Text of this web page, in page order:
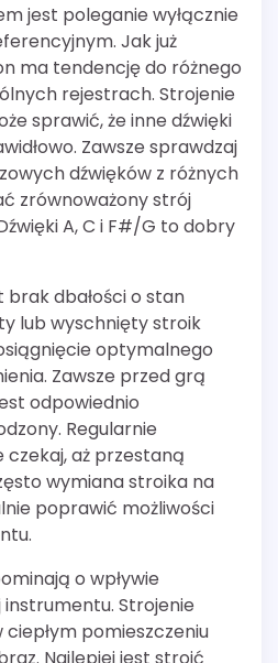
jest poleganie wyłącznie
Jak już
ma tendencję do różnego
rejestrach. Strojenie
sprawić, że inne dźwięki
Zawsze sprawdzaj
dźwięków z różnych
zrównoważony strój
A, C i F#/G to dobry
brak dbałości o stan
lub wyschnięty stroik
optymalnego
Zawsze przed grą
odpowiednio
Regularnie
czekaj, aż przestaną
wymiana stroika na
poprawić możliwości
o wpływie
Strojenie
pomieszczeniu
Najlepiej jest stroić